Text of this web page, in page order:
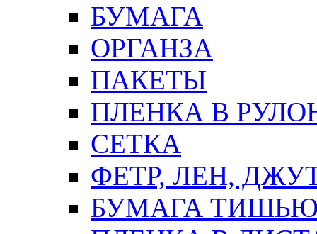
БУМАГА
ОРГАНЗА
ПАКЕТЫ
ПЛЕНКА В
СЕТКА
ФЕТР, ЛЕН,
БУМАГА